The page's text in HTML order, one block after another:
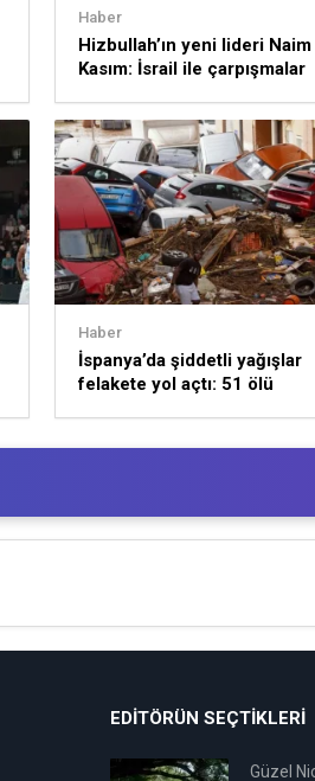
Haber
Hizbullah’ın yeni lideri Naim
Kasım: İsrail ile çarpışmalar
Haber
İspanya’da şiddetli yağışlar
felakete yol açtı: 51 ölü
EDITÖRÜN SEÇTIKLERI
Güzel